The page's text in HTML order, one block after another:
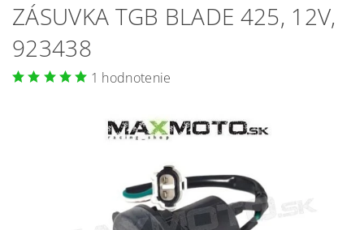
ZÁSUVKA TGB BLADE 425, 12V,
923438
1 hodnotenie